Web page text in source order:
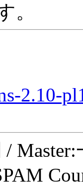
。
2.10-